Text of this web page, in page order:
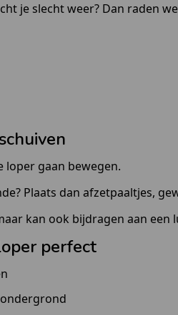
je slecht weer? Dan raden
loper gaan bewegen.
Plaats dan afzetpaaltjes,
kan ook bijdragen aan een
perfect